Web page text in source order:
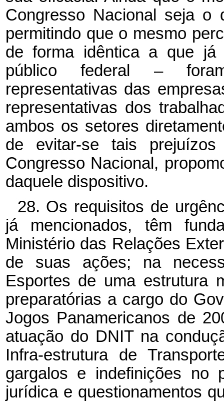
Congresso Nacional seja o
permitindo que o mesmo
de forma idêntica a que
público federal –
representativas das
representativas dos
ambos os setores
de evitar-se tais
Congresso Nacional,
daquele dispositivo.
28. Os requisitos de
já mencionados, têm
Ministério das Relações
de suas ações; na
Esportes de uma estrutura
preparatórias a cargo do
Jogos Panamericanos de
atuação do DNIT na
Infra-estrutura de
gargalos e indefinições no
jurídica e questionamentos